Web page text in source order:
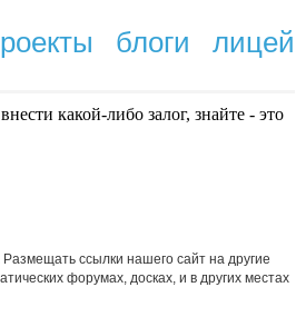
блоги лицей
какой-либо залог, знайте - это
ссылки нашего сайт на другие
форумах, досках, и в других местах